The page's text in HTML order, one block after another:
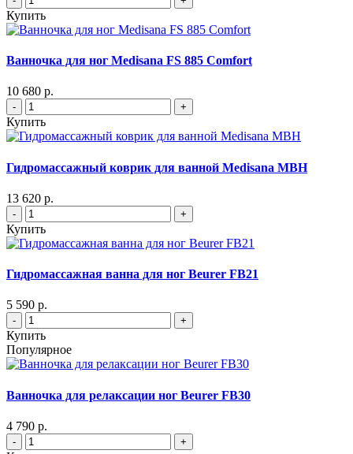
Купить
Ванночка для ног Medisana FS 885 Comfort
10 680 р.
- +
Купить
Гидромассажный коврик для ванной Medisana MBH
13 620 р.
- +
Купить
Гидромассажная ванна для ног Beurer FB21
5 590 р.
- +
Купить
Популярное
Ванночка для релаксации ног Beurer FB30
4 790 р.
- +